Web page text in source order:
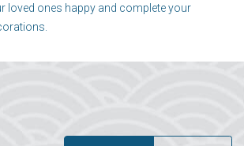
loved ones happy and complete your